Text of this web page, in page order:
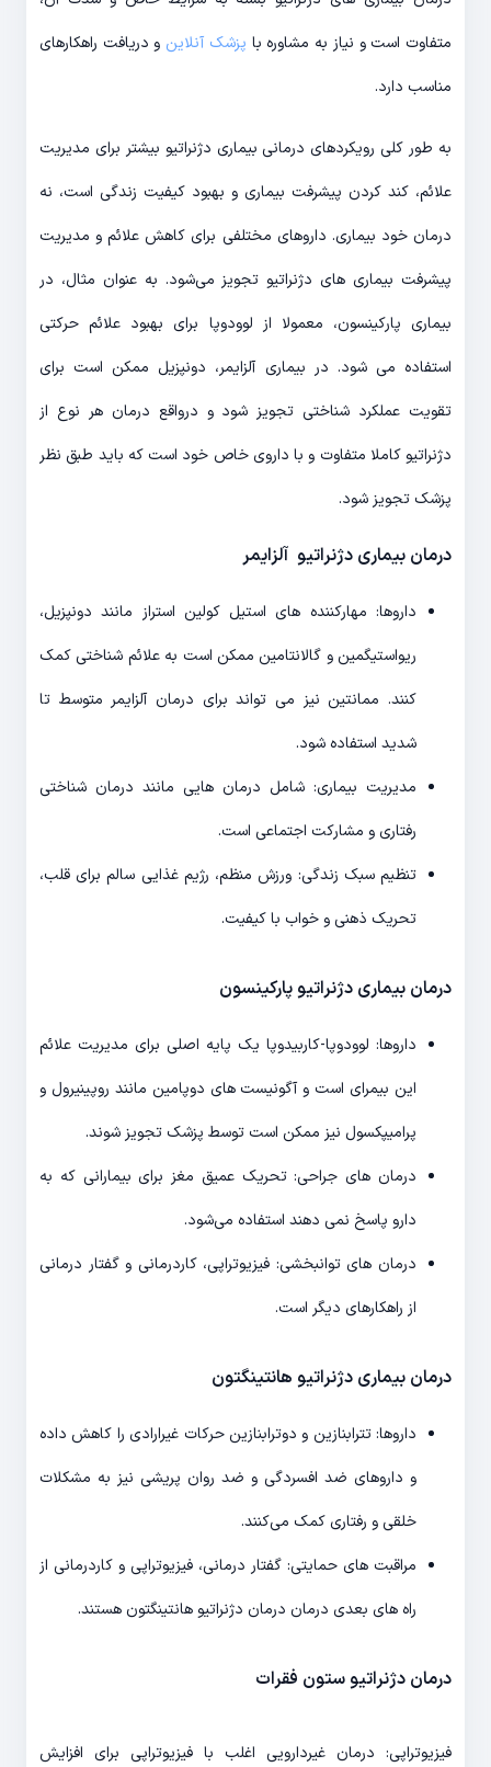
متفاوت است و نیاز به مشاوره با پزشک آنلاین و دریافت راهکارهای
مناسب دارد.
به طور کلی رویکردهای درمانی بیماری دژنراتیو بیشتر برای مدیریت
علائم، کند کردن پیشرفت بیماری و بهبود کیفیت زندگی است، نه
درمان خود بیماری. داروهای مختلفی برای کاهش علائم و مدیریت
پیشرفت بیماری های دژنراتیو تجویز می‌شود. به عنوان مثال، در
بیماری پارکینسون، معمولا از لوودوپا برای بهبود علائم حرکتی
استفاده می شود. در بیماری آلزایمر، دونپزیل ممکن است برای
تقویت عملکرد شناختی تجویز شود و درواقع درمان هر نوع از
دژنراتیو کاملا متفاوت و با داروی خاص خود است که باید طبق نظر
پزشک تجویز شود.
درمان بیماری دژنراتیو آلزایمر
داروها: مهارکننده های استیل کولین استراز مانند دونپزیل،
ریواستیگمین و گالانتامین ممکن است به علائم شناختی کمک
کنند. ممانتین نیز می تواند برای درمان آلزایمر متوسط تا
شدید استفاده شود.
مدیریت بیماری: شامل درمان هایی مانند درمان شناختی
رفتاری و مشارکت اجتماعی است.
تنظیم سبک زندگی: ورزش منظم، رژیم غذایی سالم برای قلب،
تحریک ذهنی و خواب با کیفیت.
درمان بیماری دژنراتیو پارکینسون
داروها: لوودوپا-کاربیدوپا یک پایه اصلی برای مدیریت علائم
این بیمرای است و آگونیست های دوپامین مانند روپینیرول و
پرامیپکسول نیز ممکن است توسط پزشک تجویز شوند.
درمان های جراحی: تحریک عمیق مغز برای بیمارانی که به
دارو پاسخ نمی دهند استفاده می‌شود.
درمان های توانبخشی: فیزیوتراپی، کاردرمانی و گفتار درمانی
از راهکارهای دیگر است.
درمان بیماری دژنراتیو هانتینگتون
داروها: تترابنازین و دوترابنازین حرکات غیرارادی را کاهش داده
و داروهای ضد افسردگی و ضد روان پریشی نیز به مشکلات
خلقی و رفتاری کمک می‌کنند.
مراقبت های حمایتی: گفتار درمانی، فیزیوتراپی و کاردرمانی از
راه های بعدی درمان درمان دژنراتیو هانتینگتون هستند.
درمان دژنراتیو ستون فقرات
فیزیوتراپی: درمان غیردارویی اغلب با فیزیوتراپی برای افزایش